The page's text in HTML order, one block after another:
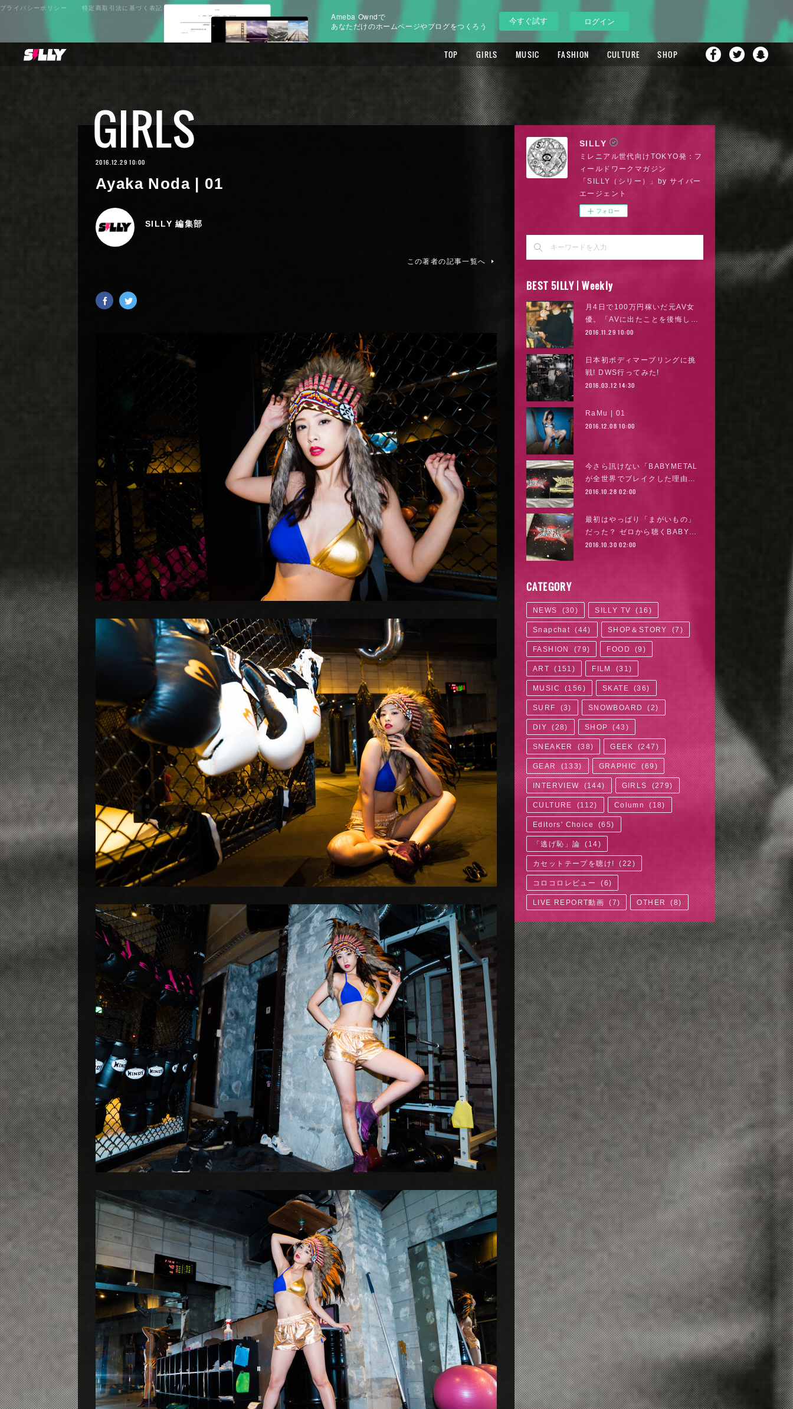
Ameba Owndで
あなただけのホームページやブログをつくろう
今すぐ試す ログイン
TOP GIRLS MUSIC FASHION CULTURE SHOP
GIRLS
2016.12.29 10:00
Ayaka Noda | 01
SILLY 編集部
この著者の記事一覧へ
SILLY
ミレニアル世代向けTOKYO発：フ
ィールドワークマガジン
「SILLY（シリー）」by サイバー
エージェント
フォロー
BEST 5ILLY | Weekly
月4日で100万円稼いだ元AV女
優。「AVに出たことを後悔し…
2016.11.29 10:00
日本初ボディマーブリングに挑
戦! DWS行ってみた!
2016.03.12 14:30
RaMu | 01
2016.12.08 10:00
今さら訊けない「BABYMETAL
が全世界でブレイクした理由…
2016.10.28 02:00
最初はやっぱり「まがいもの」
だった？ ゼロから聴くBABY…
2016.10.30 02:00
CATEGORY
NEWS (30) SILLY TV (16)
Snapchat (44) SHOP＆STORY (7)
FASHION (79) FOOD (9 )
ART ( 151 ) FILM (31)
MUSIC (156 ) SKATE (36)
SURF (3) SNOWBOARD (2)
DIY (28) SHOP (43)
SNEAKER (38) GEEK (247)
GEAR (133) GRAPHIC (69)
INTERVIEW (144) GIRLS (279)
CULTURE (112) Column (18)
Editors' Choice (65)
「逃げ恥」論 ( 14)
カセットテープを聴け! (22 )
コロコロレビュー (6)
LIVE REPORT動画 (7) OTHER (8)
プライバシーポリシー 特定商取引法に基づく表記